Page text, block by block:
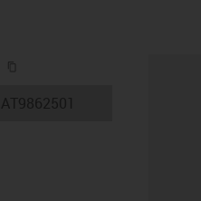
icon-lieferzeit